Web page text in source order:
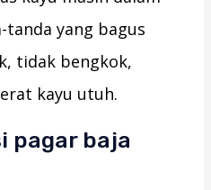
tanda yang bagus
tidak bengkok,
kayu utuh.
pagar baja